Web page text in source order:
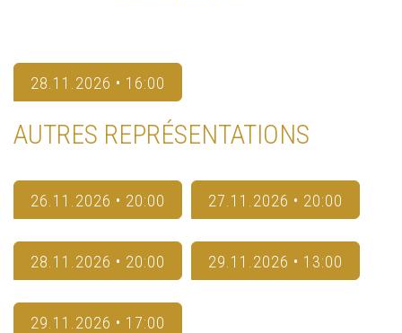
28.11.2026 • 16:00
AUTRES REPRÉSENTATIONS
26.11.2026 • 20:00 27.11.2026 • 20:00
28.11.2026 • 20:00 29.11.2026 • 13:00
29.11.2026 • 17:00